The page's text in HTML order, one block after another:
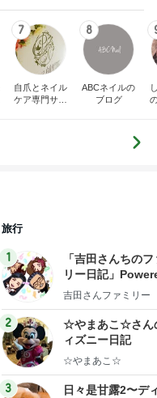
7
自爪とネイル
ケア専門サロ
8
ABCネイルの
ブログ
旅行
1
「吉田さんちの
リー日記」
y Ameba 吉田さ
ログ
吉田さんファミリー
2
☆やまあこ☆さん
ィズニー日記
☆やまあこ☆
3
日々是甘露2〜デ